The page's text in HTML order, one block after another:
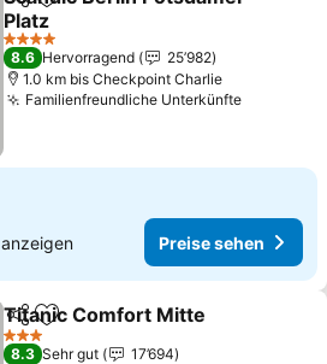
TeilenZu Favoriten hinzufügen
Platz
Preise sehen
4 Sterne
8.6 Hervorragend
25’982
1.0 km bis Checkpoint Charlie
Familienfreundliche UnterkünftePreise
anzeigen Preise sehen
TeilenZu Favoriten hinzufügen
Titanic Comfort Mitte
3 Sterne
8.3 Sehr gut
17’694